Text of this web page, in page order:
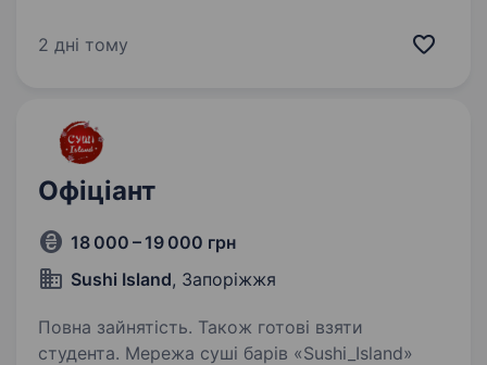
дружньої родини. Що ти будеш робити у нас:
2 дні тому
Офіціант
18 000 – 19 000 грн
Sushi Island, Запоріжжя
Повна зайнятість. Також готові взяти
студента. Мережа суші барів «Sushi_Island»